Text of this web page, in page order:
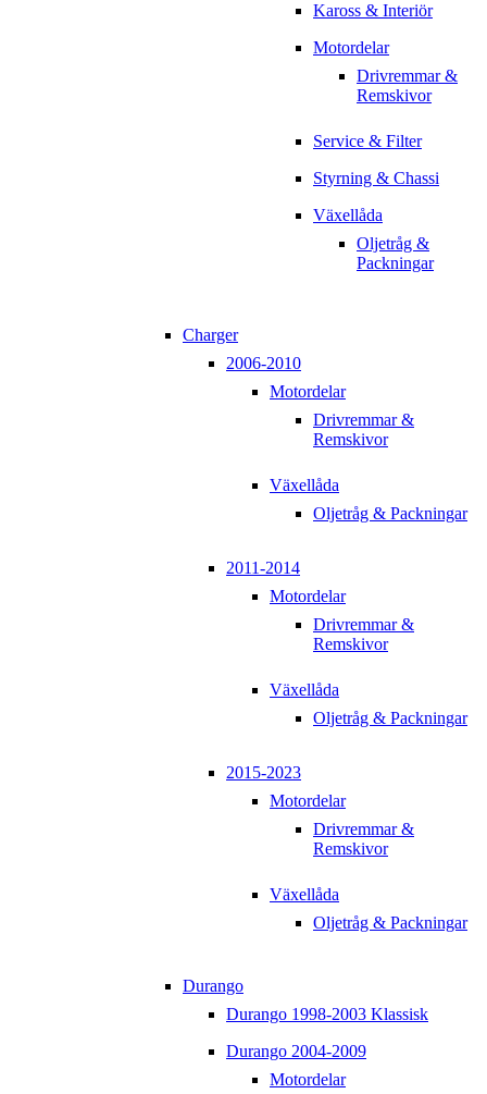
Kaross & Interiör
Motordelar
Drivremmar &
Remskivor
Service & Filter
Styrning & Chassi
Växellåda
Oljetråg &
Packningar
Charger
2006-2010
Motordelar
Drivremmar &
Remskivor
Växellåda
Oljetråg & Packningar
2011-2014
Motordelar
Drivremmar &
Remskivor
Växellåda
Oljetråg & Packningar
2015-2023
Motordelar
Drivremmar &
Remskivor
Växellåda
Oljetråg & Packningar
Durango
Durango 1998-2003 Klassisk
Durango 2004-2009
Motordelar